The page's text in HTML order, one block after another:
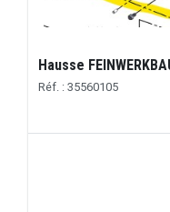
Hausse
Réf. : 35560105